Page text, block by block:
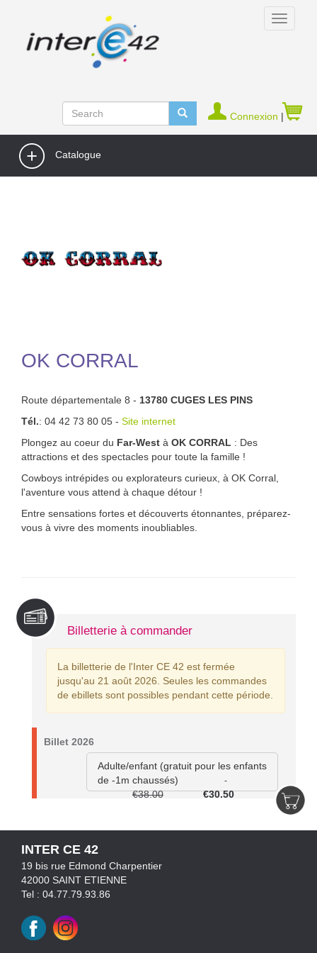
Connexion |
Catalogue
OK CORRAL
Route départementale 8 - 13780 CUGES LES PINS
Tél.: 04 42 73 80 05 - Site internet
Plongez au coeur du Far-West à OK CORRAL : Des
attractions et des spectacles pour toute la famille !
Cowboys intrépides ou explorateurs curieux, à OK Corral,
l'aventure vous attend à chaque détour !
Entre sensations fortes et découverts étonnantes, préparez-
vous à vivre des moments inoubliables.
Billetterie à commander
La billetterie de l'Inter CE 42 est fermée
jusqu'au 21 août 2026. Seules les commandes
de ebillets sont possibles pendant cette période.
Billet 2026
Adulte/enfant (gratuit pour les enfants
de -1m chaussés)
-
€30.50
€38.00
INTER CE 42
19 bis rue Edmond Charpentier
42000 SAINT ETIENNE
Tel : 04.77.79.93.86